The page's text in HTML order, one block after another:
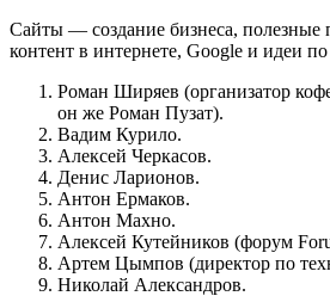
Сайты — создание бизнеса, полезные
контент в интернете, Google и идеи
Роман Ширяев (организатор
он же Роман Пузат).
Вадим Курило.
Алексей Черкасов.
Денис Ларионов.
Антон Ермаков.
Антон Махно.
Алексей Кутейников (форум
Артем Цымпов (директор по
Николай Александров.